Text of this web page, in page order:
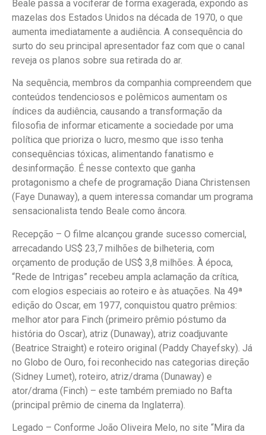
Beale passa a vociferar de forma exagerada, expondo as
mazelas dos Estados Unidos na década de 1970, o que
aumenta imediatamente a audiência. A consequência do
surto do seu principal apresentador faz com que o canal
reveja os planos sobre sua retirada do ar.
Na sequência, membros da companhia compreendem que
conteúdos tendenciosos e polêmicos aumentam os
índices da audiência, causando a transformação da
filosofia de informar eticamente a sociedade por uma
política que prioriza o lucro, mesmo que isso tenha
consequências tóxicas, alimentando fanatismo e
desinformação. É nesse contexto que ganha
protagonismo a chefe de programação Diana Christensen
(Faye Dunaway), a quem interessa comandar um programa
sensacionalista tendo Beale como âncora.
Recepção – O filme alcançou grande sucesso comercial,
arrecadando US$ 23,7 milhões de bilheteria, com
orçamento de produção de US$ 3,8 milhões. À época,
“Rede de Intrigas” recebeu ampla aclamação da crítica,
com elogios especiais ao roteiro e às atuações. Na 49ª
edição do Oscar, em 1977, conquistou quatro prêmios:
melhor ator para Finch (primeiro prêmio póstumo da
história do Oscar), atriz (Dunaway), atriz coadjuvante
(Beatrice Straight) e roteiro original (Paddy Chayefsky). Já
no Globo de Ouro, foi reconhecido nas categorias direção
(Sidney Lumet), roteiro, atriz/drama (Dunaway) e
ator/drama (Finch) – este também premiado no Bafta
(principal prêmio de cinema da Inglaterra).
Legado – Conforme João Oliveira Melo, no site “Mira da